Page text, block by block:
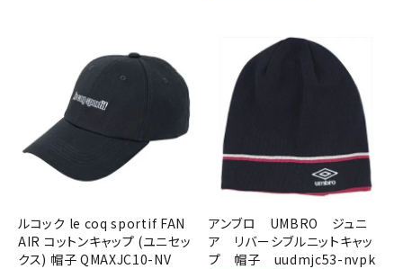
ルコック le coq sportif FAN
AIR コットンキャップ (ユニセッ
クス) 帽子 QMAXJC10-NV
アンブロ UMBRO ジュニ
ア リバーシブルニットキャッ
プ 帽子 uudmjc53-nvpk